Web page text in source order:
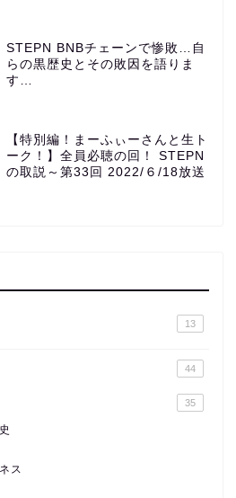
STEPN BNBチェーンで惨敗…自
らの黒歴史とその敗因を語りま
す…
【特別編！まーふぃーさんと生ト
ーク！】全員必聴の回！ STEPN
の取説～第33回 2022/６/18放送
13
44
35
ス